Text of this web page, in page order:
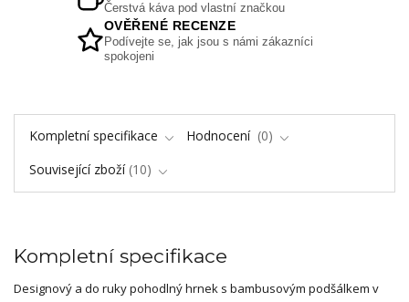
Čerstvá káva pod vlastní značkou
OVĚŘENÉ RECENZE
Podívejte se, jak jsou s námi zákazníci
spokojeni
Kompletní specifikace Hodnocení
0
Související zboží 10
Kompletní specifikace
Designový a do ruky pohodlný hrnek s bambusovým podšálkem v